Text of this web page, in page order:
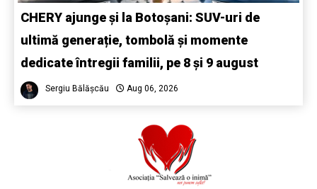
CHERY ajunge și la Botoșani: SUV-uri de
ultimă generație, tombolă și momente
dedicate întregii familii, pe 8 și 9 august
Sergiu Bălășcău Aug 06, 2026